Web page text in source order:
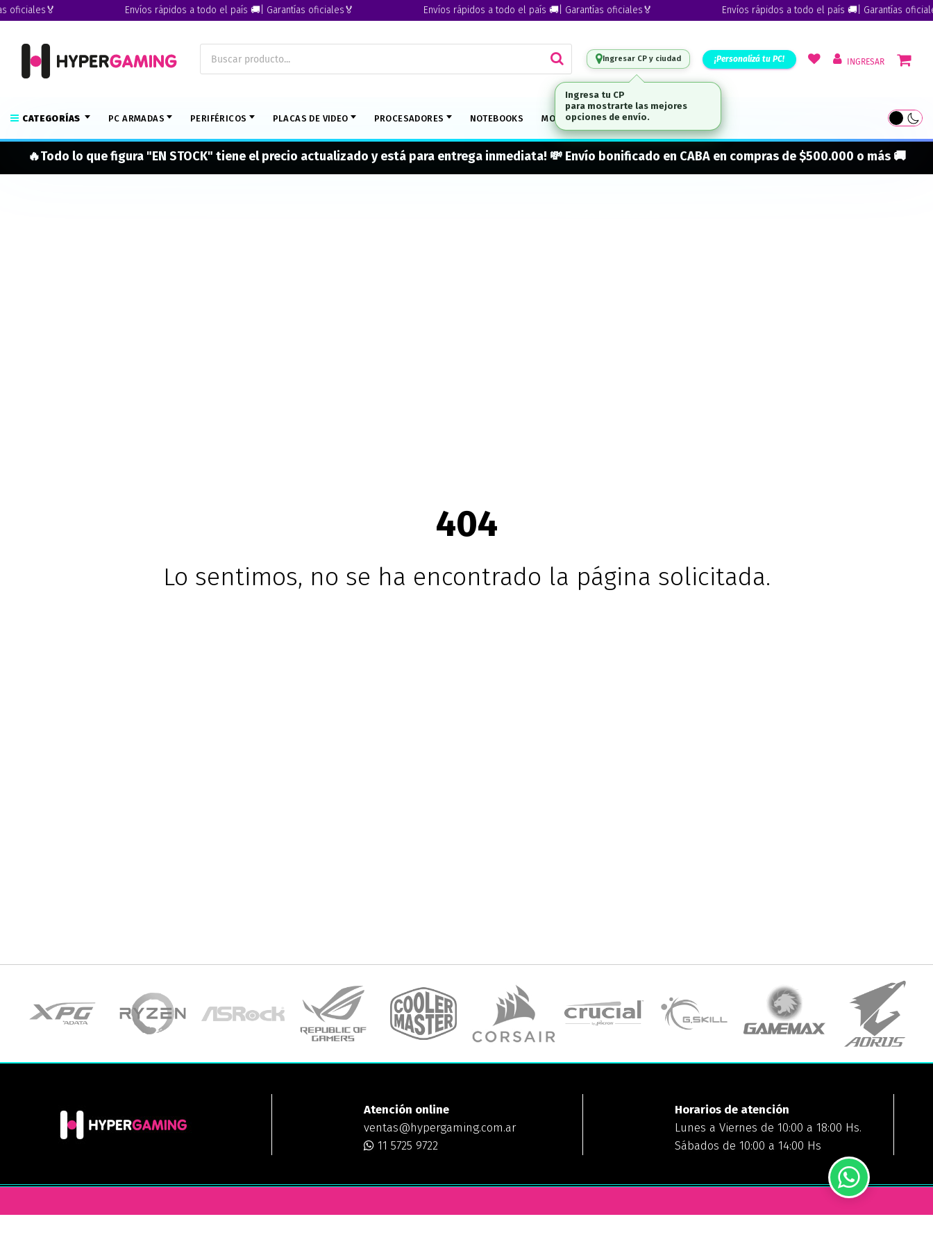
Envíos rápidos a todo el país 🚚| Garantías oficiales🏅 Envíos rápidos a todo el país 🚚| Garantías oficiales🏅 Envíos rápidos a todo el país 🚚| Garantías oficiales🏅
Ingresar CP y ciudad ¡Personalizá tu PC! INGRESAR
CATEGORÍAS PC ARMADAS PERIFÉRICOS PLACAS DE VIDEO PROCESADORES NOTEBOOKS MONITORES MARCAS
🔥Todo lo que figura "EN STOCK" tiene el precio actualizado y está para entrega inmediata! 💸 Envío bonificado en CABA en compras de $500.000 o más 🚚
404
Lo sentimos, no se ha encontrado la página solicitada.
Atención online
ventas@hypergaming.com.ar
11 5725 9722
Horarios de atención
Lunes a Viernes de 10:00 a 18:00 Hs.
Sábados de 10:00 a 14:00 Hs